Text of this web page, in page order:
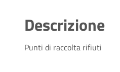
Descrizione
Punti di raccolta rifiuti